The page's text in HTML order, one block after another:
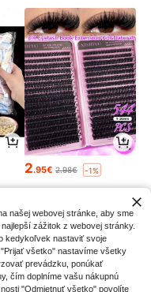
2.95€ 2.98€ -1%
našej webovej stránke, aby sme
zážitok z webovej stránky.
kedykoľvek nastaviť svoje
všetko" nastavíme všetky
prevádzku, ponúkať
čím doplníme vašu nákupnú
"Odmietnuť všetko" povolíte